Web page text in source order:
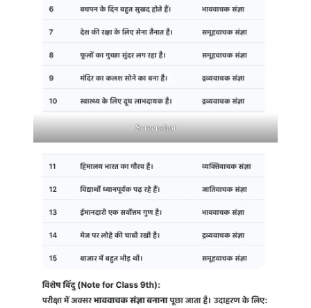
Screenshot